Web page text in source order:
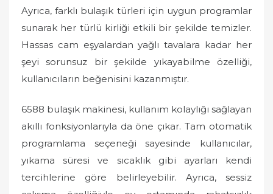
Ayrıca, farklı bulaşık türleri için uygun programlar
sunarak her türlü kirliği etkili bir şekilde temizler.
Hassas cam eşyalardan yağlı tavalara kadar her
şeyi sorunsuz bir şekilde yıkayabilme özelliği,
kullanıcıların beğenisini kazanmıştır.
6588 bulaşık makinesi, kullanım kolaylığı sağlayan
akıllı fonksiyonlarıyla da öne çıkar. Tam otomatik
programlama seçeneği sayesinde kullanıcılar,
yıkama süresi ve sıcaklık gibi ayarları kendi
tercihlerine göre belirleyebilir. Ayrıca, sessiz